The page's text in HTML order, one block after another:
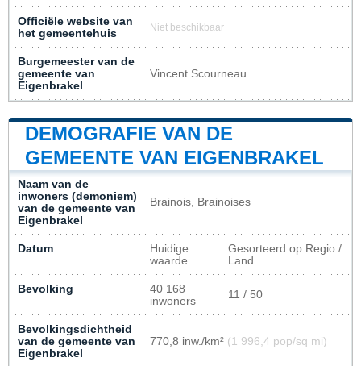
Officiële website van
het gemeentehuis
Niet beschikbaar
Burgemeester van de
gemeente van
Eigenbrakel
Vincent Scourneau
DEMOGRAFIE VAN DE
GEMEENTE VAN EIGENBRAKEL
Naam van de
inwoners (demoniem)
van de gemeente van
Eigenbrakel
Brainois, Brainoises
Datum
Huidige
waarde
Gesorteerd op Regio /
Land
Bevolking
40 168
inwoners
11 / 50
Bevolkingsdichtheid
van de gemeente van
Eigenbrakel
770,8 inw./km² (1 996,4 pop/sq mi)